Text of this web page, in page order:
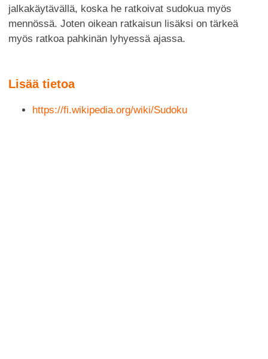
jalkakäytävällä, koska he ratkoivat sudokua myös
mennössä. Joten oikean ratkaisun lisäksi on tärkeä
myös ratkoa pahkinän lyhyessä ajassa.
Lisää tietoa
https://fi.wikipedia.org/wiki/Sudoku